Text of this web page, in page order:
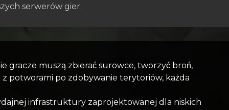
serwerów gier.
gracze muszą zbierać surowce, tworzyć broń,
potworami po zdobywanie terytoriów, każda
infrastruktury zaprojektowanej dla niskich